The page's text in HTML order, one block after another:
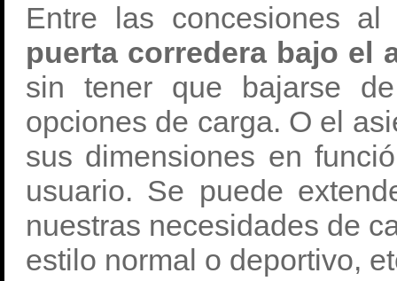
Entre las concesiones
puerta corredera bajo el
sin tener que bajarse
opciones de carga. O el
sus dimensiones en
usuario. Se puede
nuestras necesidades de
estilo normal o deportivo,